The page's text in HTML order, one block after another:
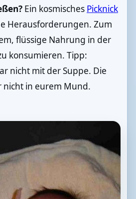
Ein kosmisches Picknick
Herausforderungen. Zum
flüssige Nahrung in der
konsumieren. Tipp:
nicht mit der Suppe. Die
in eurem Mund.